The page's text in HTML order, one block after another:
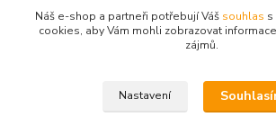
Náš e-shop a partneři potřebují Váš souhlas s
cookies, aby Vám mohli zobrazovat
zájmů.
Nastavení